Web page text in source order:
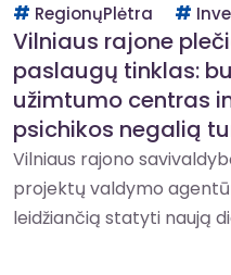
RegionųPlėtra
Vilniaus rajone
paslaugų tinklas:
užimtumo centras
psichikos negalią
Vilniaus rajono
projektų valdymo
leidžiančią statyti naują